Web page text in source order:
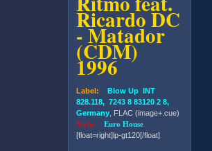
Ricardo DC
- Matador
(CDM)
1996
Label: Blow Up INT
828.118, 7243 8 83120 2 8,
Germany , FLAC (image+.cue)
Style:Euro House
[float=right]lp-gt120[/float]